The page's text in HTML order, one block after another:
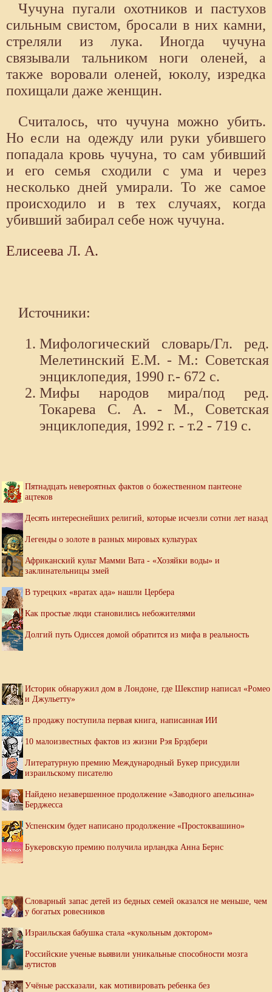
Чучуна пугали охотников и пастухов
сильным свистом, бросали в них камни,
стреляли из лука. Иногда чучуна
связывали тальником ноги оленей, а
также воровали оленей, юколу, изредка
похищали даже женщин.
Считалось, что чучуна можно убить.
Но если на одежду или руки убившего
попадала кровь чучуна, то сам убивший
и его семья сходили с ума и через
несколько дней умирали. То же самое
происходило и в тех случаях, когда
убивший забирал себе нож чучуна.
Елисеева Л. А.
Источники:
Мифологический словарь/Гл. ред.
Мелетинский Е.М. - М.: Советская
энциклопедия, 1990 г.- 672 с.
Мифы народов мира/под ред.
Токарева С. А. - М., Советская
энциклопедия, 1992 г. - т.2 - 719 с.
Пятнадцать невероятных фактов о божественном пантеоне
ацтеков
Десять интереснейших религий, которые исчезли сотни лет назад
Легенды о золоте в разных мировых культурах
Африканский культ Мамми Вата - «Хозяйки воды» и
заклинательницы змей
В турецких «вратах ада» нашли Цербера
Как простые люди становились небожителями
Долгий путь Одиссея домой обратится из мифа в реальность
Историк обнаружил дом в Лондоне, где Шекспир написал «Ромео
и Джульетту»
В продажу поступила первая книга, написанная ИИ
10 малоизвестных фактов из жизни Рэя Брэдбери
Литературную премию Международный Букер присудили
израильскому писателю
Найдено незавершенное продолжение «Заводного апельсина»
Берджесса
Успенским будет написано продолжение «Простоквашино»
Букеровскую премию получила ирландка Анна Бернс
Словарный запас детей из бедных семей оказался не меньше, чем
у богатых ровесников
Израильская бабушка стала «кукольным доктором»
Российские ученые выявили уникальные способности мозга
аутистов
Учёные рассказали, как мотивировать ребенка без